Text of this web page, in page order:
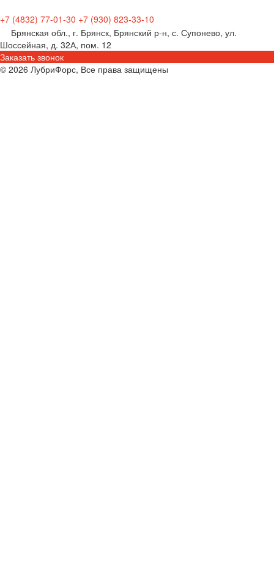
+7 (4832) 77-01-30 +7 (930) 823-33-10
Брянская обл., г. Брянск, Брянский р-н, с. Супонево, ул.
Шоссейная, д. 32А, пом. 12
Заказать звонок
© 2026 ЛубриФорс, Все права защищены